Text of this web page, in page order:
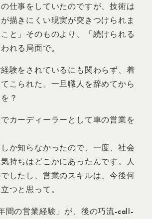
仕事をしていたのですが、技術は
描きにくい現実が突きつけられま
と」そのものより、「続けられる
れる局面で。
経験をされているにも関わらず、着
こられた。一旦職人を辞めてから
？
でカーディーラーとして車の営業を
か知らなかったので、一度、社会
持ちはどこかにあったんです。人
したし、営業のスキルは、今後何
つと思って。
間の営業経験」が、後の巧流-call-